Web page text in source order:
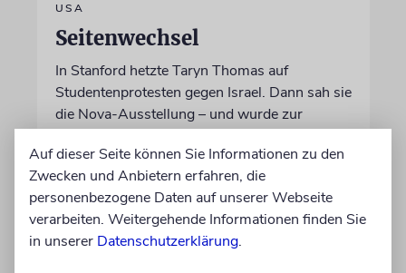
USA
Seitenwechsel
In Stanford hetzte Taryn Thomas auf
Studentenprotesten gegen Israel. Dann sah sie
die Nova-Ausstellung – und wurde zur
von Daniel Zylbersztajn-Lewandowski
06.08.2026
Auf dieser Seite können Sie Informationen zu den
Zwecken und Anbietern erfahren, die
personenbezogene Daten auf unserer Webseite
verarbeiten. Weitergehende Informationen finden Sie
in unserer Datenschutzerklärung.